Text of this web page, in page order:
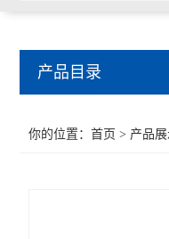
产品目录
你的位置：首页 > 产品